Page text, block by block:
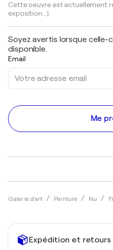
Galerie d'art Peinture Nu
Cette oeuvre est actuellement
exposition...).
Soyez avertis lorsque celle-
disponible.
Email
Me
Expédition et retours